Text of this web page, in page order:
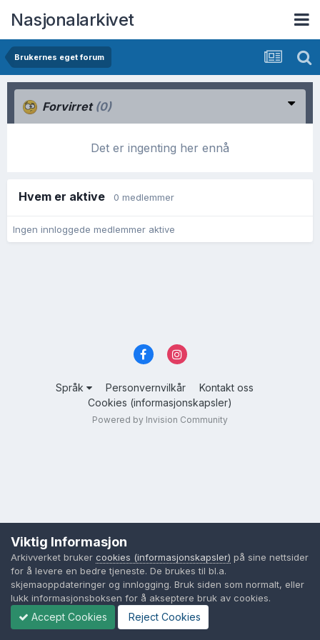
Nasjonalarkivet
Brukernes eget forum
Forvirret (0)
Det er ingenting her ennå
Hvem er aktive 0 medlemmer
Ingen innloggede medlemmer aktive
Språk Personvernvilkår
Kontakt oss
Cookies (informasjonskapsler)
Powered by Invision Community
Viktig Informasjon
Arkivverket bruker cookies (informasjonskapsler) på sine nettsider
for å levere en bedre tjeneste. De brukes til bl.a.
skjemaoppdateringer og innlogging. Bruk siden som normalt, eller
lukk informasjonsboksen for å akseptere bruk av cookies.
Accept Cookies Reject Cookies